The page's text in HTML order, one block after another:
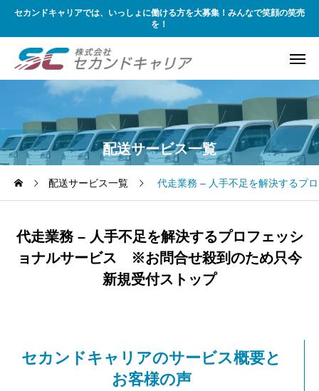
セカンドキャリアでは、いっしょに働ける方を大募集！みんなで笑顔の笑売
を！
配送サービス一覧
配送サービス一覧 代走業務 – 人手不足を解決するプ
代走業務 – 人手不足を解決するプロフェッシ
ョナルサービス ※お問合せ殺到のため只今
新規受付ストップ
セカンドキャリアのサービス概要と
お客様の声